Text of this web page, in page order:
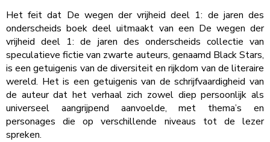
Het feit dat De wegen der vrijheid deel 1: de jaren des
onderscheids boek deel uitmaakt van een De wegen der
vrijheid deel 1: de jaren des onderscheids collectie van
speculatieve fictie van zwarte auteurs, genaamd Black Stars,
is een getuigenis van de diversiteit en rijkdom van de literaire
wereld. Het is een getuigenis van de schrijfvaardigheid van
de auteur dat het verhaal zich zowel diep persoonlijk als
universeel aangrijpend aanvoelde, met thema’s en
personages die op verschillende niveaus tot de lezer
spreken.